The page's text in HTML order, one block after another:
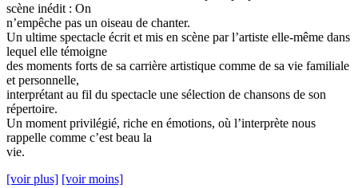
scène inédit : On
n’empêche pas un oiseau de chanter.
Un ultime spectacle écrit et mis en scène par l’artiste elle-même dans
lequel elle témoigne
des moments forts de sa carrière artistique comme de sa vie familiale
et personnelle,
interprétant au fil du spectacle une sélection de chansons de son
répertoire.
Un moment privilégié, riche en émotions, où l’interprète nous
rappelle comme c’est beau la
vie.
[voir plus] [voir moins]